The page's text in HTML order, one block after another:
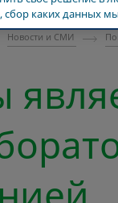
Новости и СМИ
сбор каких данных